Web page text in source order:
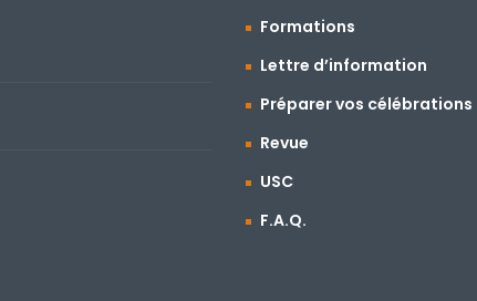
Formations
Lettre d’information
Préparer vos célébrations
Revue
USC
F.A.Q.